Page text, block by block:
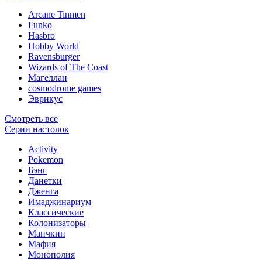
Arcane Tinmen
Funko
Hasbro
Hobby World
Ravensburger
Wizards of The Coast
Магеллан
сosmodrome games
Эврикус
Смотреть все
Серии настолок
Activity
Pokemon
Бэнг
Данетки
Дженга
Имаджинариум
Классические
Колонизаторы
Манчкин
Мафия
Монополия